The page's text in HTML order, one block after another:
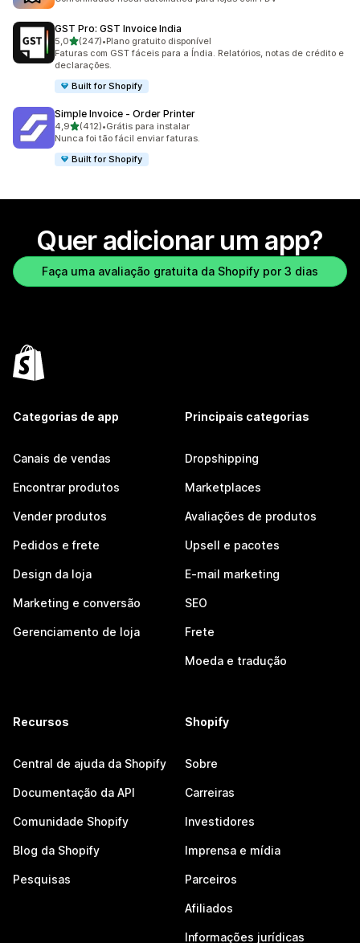
GST Pro: GST Invoice India
5,0de 5 estrelas
(247)
247 avaliações ao todo
•Plano gratuito disponível
Faturas com GST fáceis para a Índia. Relatórios, notas de crédito e
declarações.
Built for Shopify
Simple Invoice ‑ Order Printer
4,9de 5 estrelas
(412)
412 avaliações ao todo
•Grátis para instalar
Nunca foi tão fácil enviar faturas.
Built for Shopify
Quer adicionar um app?
Faça uma avaliação gratuita da Shopify por 3 dias
Categorias de app
Canais de vendas
Encontrar produtos
Vender produtos
Pedidos e frete
Design da loja
Marketing e conversão
Gerenciamento de loja
Principais categorias
Dropshipping
Marketplaces
Avaliações de produtos
Upsell e pacotes
E-mail marketing
SEO
Frete
Moeda e tradução
Recursos
Central de ajuda da Shopify
Documentação da API
Comunidade Shopify
Blog da Shopify
Pesquisas
Shopify
Sobre
Carreiras
Investidores
Imprensa e mídia
Parceiros
Afiliados
Informações jurídicas